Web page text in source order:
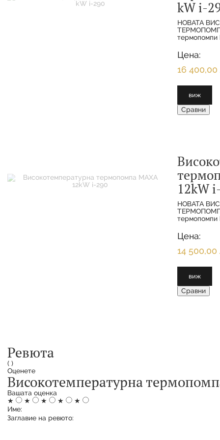
kW i-
НОВАТА
термопомпи
пълният на
различни
Цена:
16 400,00
виж
Сравни
12kW
НОВАТА
термопомпи
пълният на
различни
Цена:
14 500,00
виж
Сравни
Ревюта
( )
Оценете
Високотемпературна
Вашата оценка
★
★ ★ ★
★
Име:
Заглавие на ревюто: